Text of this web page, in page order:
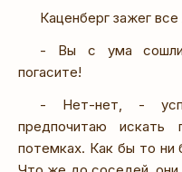
Каценберг зажег
- Вы с ума сошли!
погасите!
- Нет-нет, -
предпочитаю
потемках. Как бы то ни